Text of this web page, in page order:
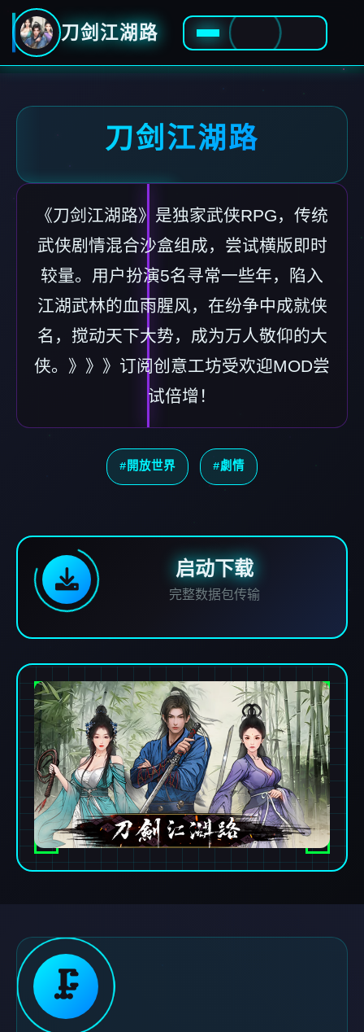
刀剑江湖路
刀剑江湖路
《刀剑江湖路》是独家武侠RPG，传统
武侠剧情混合沙盒组成，尝试横版即时
较量。用户扮演5名寻常一些年，陷入
江湖武林的血雨腥风，在纷争中成就侠
名，搅动天下大势，成为万人敬仰的大
侠。》》》订阅创意工坊受欢迎MOD尝
试倍增！
#開放世界 #劇情
启动下载
完整数据包传输
🗜️